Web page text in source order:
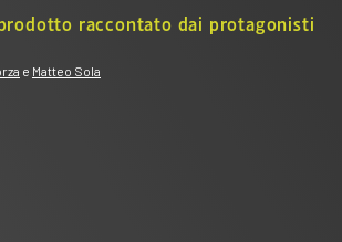
raccontato dai protagonisti
e Matteo Sola